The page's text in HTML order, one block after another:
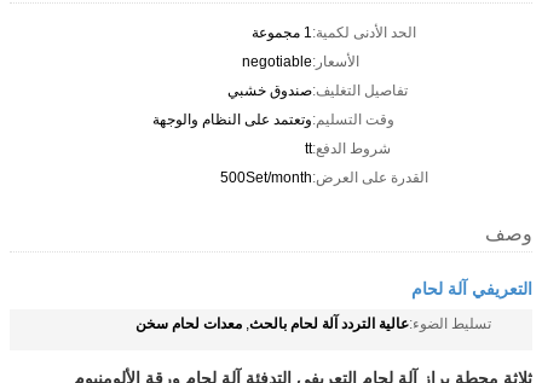
الحد الأدنى لكمية:1 مجموعة
الأسعار:negotiable
تفاصيل التغليف:صندوق خشبي
وقت التسليم:وتعتمد على النظام والوجهة
شروط الدفع:tt
القدرة على العرض:500Set/month
وصف
التعريفي آلة لحام
تسليط الضوء:عالية التردد آلة لحام بالحث, معدات لحام سخن
ثلاثة محطة براز آلة لحام التعريفي التدفئة آلة لحام ورقة الألومنيوم